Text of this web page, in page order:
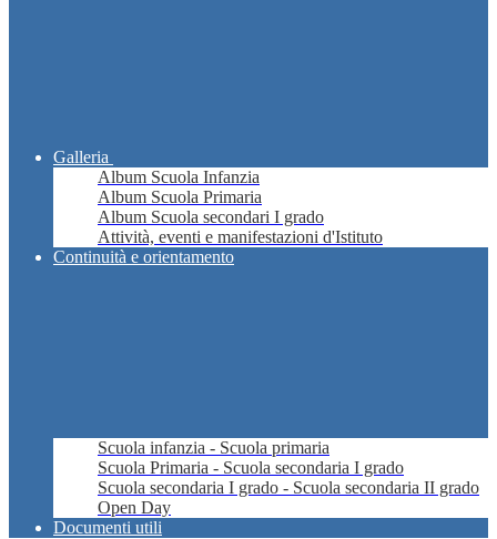
Galleria
Album Scuola Infanzia
Album Scuola Primaria
Album Scuola secondari I grado
Attività, eventi e manifestazioni d'Istituto
Continuità e orientamento
Scuola infanzia - Scuola primaria
Scuola Primaria - Scuola secondaria I grado
Scuola secondaria I grado - Scuola secondaria II grado
Open Day
Documenti utili